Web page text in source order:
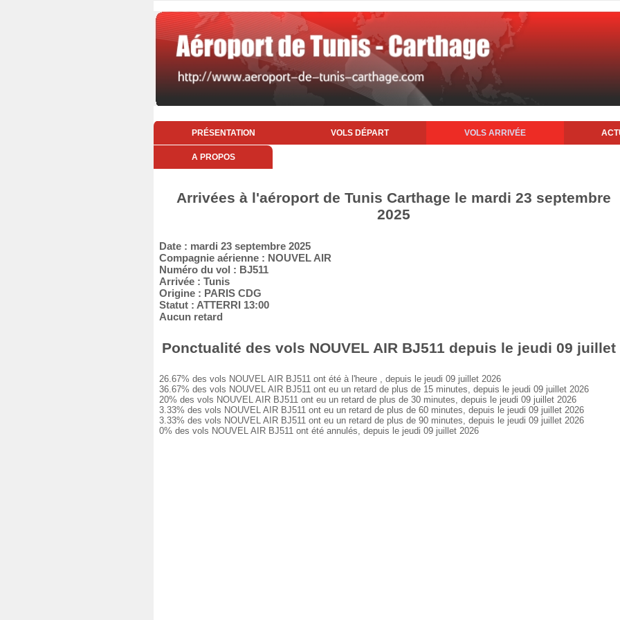
PRÉSENTATION VOLS DÉPART VOLS ARRIVÉE
A PROPOS
Arrivées à l'aéroport de Tunis Carthage le mardi 23 septembre
2025
Date : mardi 23 septembre 2025
Compagnie aérienne : NOUVEL AIR
Numéro du vol : BJ511
Arrivée : Tunis
Origine : PARIS CDG
Statut : ATTERRI 13:00
Aucun retard
Ponctualité des vols NOUVEL AIR BJ511 depuis le jeudi 09 juillet
26.67% des vols NOUVEL AIR BJ511 ont été à l'heure , depuis le jeudi 09 juillet 2026
36.67% des vols NOUVEL AIR BJ511 ont eu un retard de plus de 15 minutes, depuis le jeudi 09 juillet 2026
20% des vols NOUVEL AIR BJ511 ont eu un retard de plus de 30 minutes, depuis le jeudi 09 juillet 2026
3.33% des vols NOUVEL AIR BJ511 ont eu un retard de plus de 60 minutes, depuis le jeudi 09 juillet 2026
3.33% des vols NOUVEL AIR BJ511 ont eu un retard de plus de 90 minutes, depuis le jeudi 09 juillet 2026
0% des vols NOUVEL AIR BJ511 ont été annulés, depuis le jeudi 09 juillet 2026